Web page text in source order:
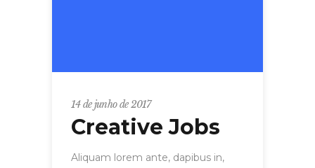
14 de junho de 2017
Creative Jobs
Aliquam lorem ante, dapibus in,